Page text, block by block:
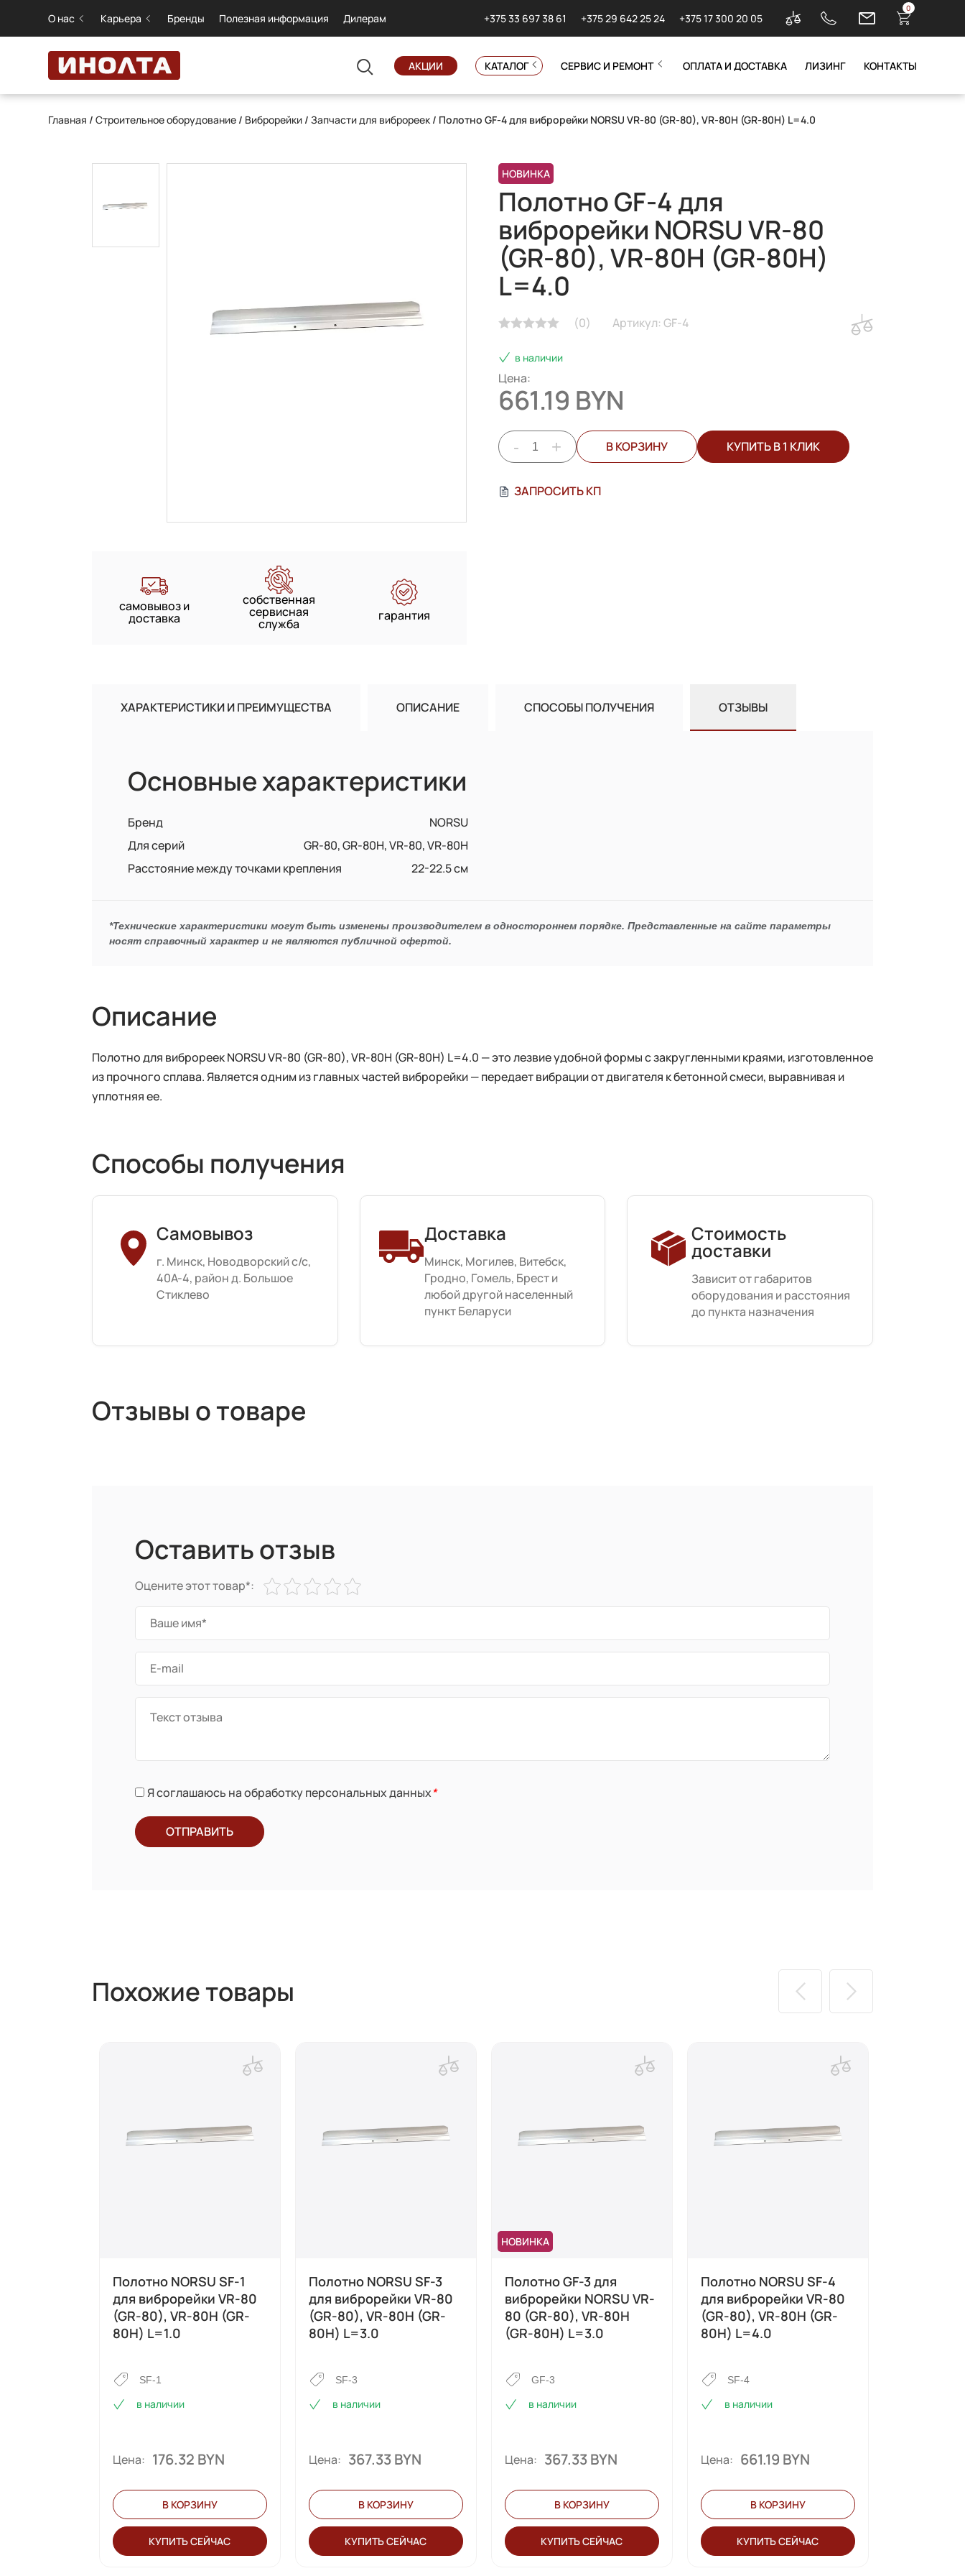
О нас Карьера Бренды Полезная информация Дилерам +375 33 697 38 61 +375 29 642 25 24 +375 17 300 20 05
0
АКЦИИ КАТАЛОГ СЕРВИС И РЕМОНТ ОПЛАТА И ДОСТАВКА ЛИЗИНГ КОНТАКТЫ
Главная /Строительное оборудование / Виброрейки /Запчасти для виброреек / Полотно GF-4 для виброрейки NORSU VR-80 (GR-80), VR-80H (GR-80H) L=4.0
самовывоз и
доставка
собственная
сервисная
служба
гарантия
НОВИНКА
Полотно GF-4 для
виброрейки NORSU VR-80
(GR-80), VR-80H (GR-80H)
L=4.0
(0) Артикул: GF-4
в наличии
Цена:
661.19 BYN
- + В КОРЗИНУ КУПИТЬ В 1 КЛИК
ЗАПРОСИТЬ КП
ХАРАКТЕРИСТИКИ И ПРЕИМУЩЕСТВА ОПИСАНИЕ СПОСОБЫ ПОЛУЧЕНИЯ ОТЗЫВЫ
Основные характеристики
Бренд
NORSU
Для серий
GR-80, GR-80H, VR-80, VR-80H
Расстояние между точками крепления
22-22.5 см
*Технические характеристики могут быть изменены производителем в одностороннем порядке. Представленные на сайте параметры
носят справочный характер и не являются публичной офертой.
Описание
Полотно для виброреек NORSU VR-80 (GR-80), VR-80H (GR-80H) L=4.0 — это лезвие удобной формы с закругленными краями, изготовленное
из прочного сплава. Является одним из главных частей виброрейки — передает вибрации от двигателя к бетонной смеси, выравнивая и
уплотняя ее.
Способы получения
Самовывоз
г. Минск, Новодворский с/с,
40А-4, район д. Большое
Стиклево
Доставка
Минск, Могилев, Витебск,
Гродно, Гомель, Брест и
любой другой населенный
пункт Беларуси
Стоимость
доставки
Зависит от габаритов
оборудования и расстояния
до пункта назначения
Отзывы о товаре
Оставить отзыв
Оцените этот товар*:
Я соглашаюсь на обработку персональных данных*
ОТПРАВИТЬ
Похожие товары
Полотно NORSU SF-1
для виброрейки VR-80
(GR-80), VR-80H (GR-
80H) L=1.0
SF-1
в наличии
Цена: 176.32 BYN
В КОРЗИНУ
КУПИТЬ СЕЙЧАС
Полотно NORSU SF-3
для виброрейки VR-80
(GR-80), VR-80H (GR-
80H) L=3.0
SF-3
в наличии
Цена: 367.33 BYN
В КОРЗИНУ
КУПИТЬ СЕЙЧАС
НОВИНКА
Полотно GF-3 для
виброрейки NORSU VR-
80 (GR-80), VR-80H
(GR-80H) L=3.0
GF-3
в наличии
Цена: 367.33 BYN
В КОРЗИНУ
КУПИТЬ СЕЙЧАС
Полотно NORSU SF-4
для виброрейки VR-80
(GR-80), VR-80H (GR-
80H) L=4.0
SF-4
в наличии
Цена: 661.19 BYN
В КОРЗИНУ
КУПИТЬ СЕЙЧАС